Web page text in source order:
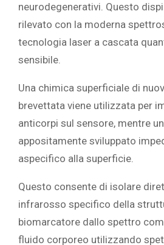
neurodegenerativi. Questo
rilevato con la moderna
tecnologia laser a cascata
sensibile.
Una chimica superficiale di
brevettata viene utilizzata per
anticorpi sul sensore, mentre
appositamente sviluppato
aspecifico alla superficie.
Questo consente di isolare
infrarosso specifico della
biomarcatore dallo spettro
fluido corporeo utilizzando